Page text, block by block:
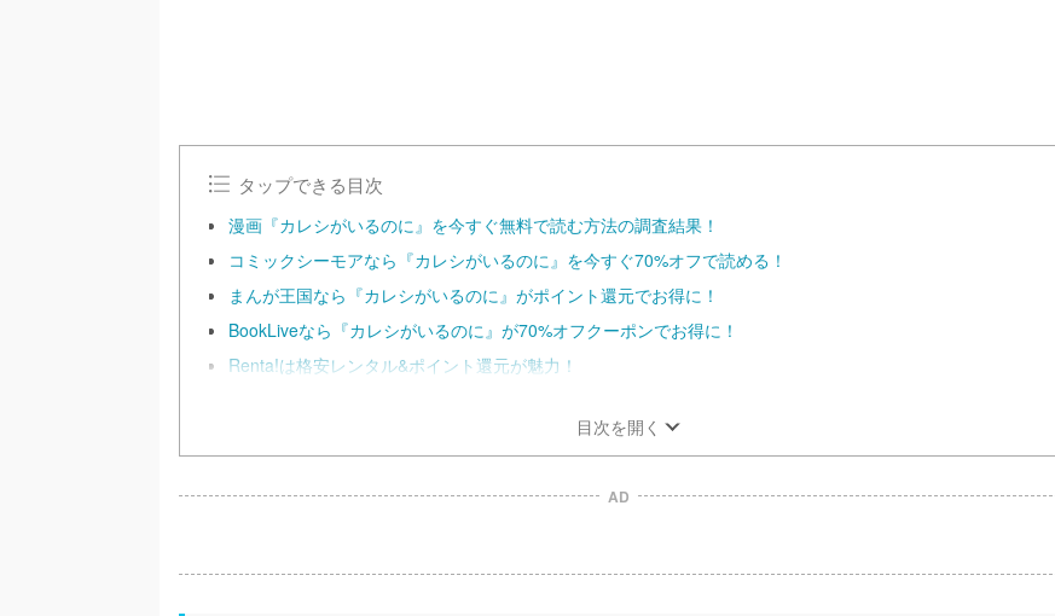
タップできる目次
漫画『カレシがいるのに』を今すぐ無料で読む方法の調査結果！
コミックシーモアなら『カレシがいるのに』を今すぐ70%オフで読める！
まんが王国なら『カレシがいるのに』がポイント還元でお得に！
BookLiveなら『カレシがいるのに』が70%オフクーポンでお得に！
Renta!は格安レンタル&ポイント還元が魅力！
目次を開く
AD